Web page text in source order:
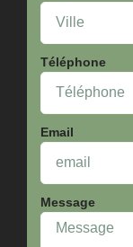
Téléphone
Email
Message